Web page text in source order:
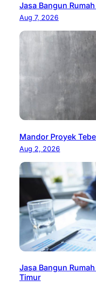
Jasa Bangun
Aug 7, 2026
Mandor Proyek
Aug 2, 2026
Jasa Bangun
Timur